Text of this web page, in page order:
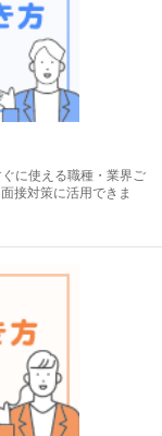
に使える職種・業界ご
接対策に活用できま